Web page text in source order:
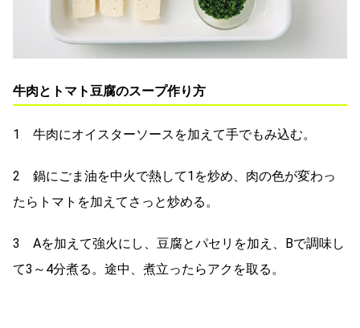
牛肉とトマト豆腐のスープ作り方
1 牛肉にオイスターソースを加えて手でもみ込む。
2 鍋にごま油を中火で熱して1を炒め、肉の色が変わっ
たらトマトを加えてさっと炒める。
3 Aを加えて強火にし、豆腐とパセリを加え、Bで調味し
て3～4分煮る。途中、煮立ったらアクを取る。